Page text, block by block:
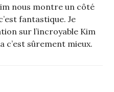
nous montre un côté
fantastique. Je
sur l’incroyable Kim
c’est sûrement mieux.